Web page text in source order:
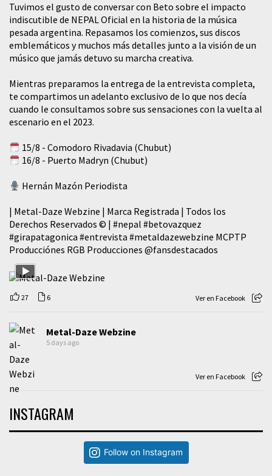
Tuvimos el gusto de conversar con Beto sobre el impacto
indiscutible de NEPAL Oficial en la historia de la música
pesada argentina. Repasamos los comienzos, sus discos
emblemáticos y muchos más detalles junto a la visión de un
músico que jamás detuvo su marcha creativa.
Mientras preparamos la entrega de la entrevista completa,
te compartimos un adelanto exclusivo de lo que nos decía
cuando le consultamos sobre sus sensaciones con la vuelta al
escenario en el 2023.
15/8 - Comodoro Rivadavia (Chubut)
16/8 - Puerto Madryn (Chubut)
Hernán Mazón Periodista
| Metal-Daze Webzine | Marca Registrada | Todos los
Derechos Reservados © | #nepal #betovazquez
#girapatagonica #entrevista #metaldazewebzine MCPTP
Producciónes RGB Producciones @fansdestacados
27 6 Ver en Facebook
Metal-Daze Webzine
5 days ago
Ver en Facebook
INSTAGRAM
Follow on Instagram